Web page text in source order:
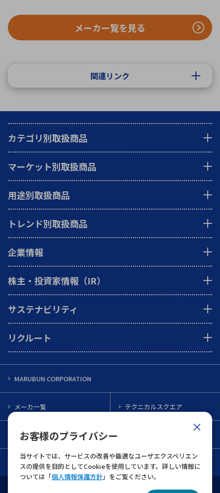
お客様のプライバシー
当サイトでは、サービスの改善や最適なユーザエクスペリエン
スの提供を目的としてCookieを使用しています。詳しい情報に
ついては「個人情報保護方針」をご覧ください。
メーカー覧を見る
関連リンク
カテゴリ別取扱商品
マーケット別取扱商品
用途別取扱商品
トレンド別取扱商品
企業情報
株主・投資家情報（IR）
サステナビリティ
リクルート
MARUBUN CORPORATION
メーカ一覧 テクニカルスクエア
インフォメーション
お問い合わせ
個人情報保護について